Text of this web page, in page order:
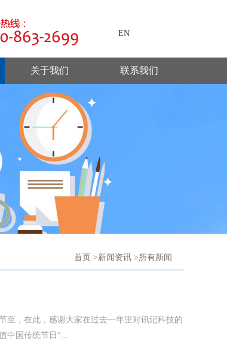
EN
关于我们 联系我们
首页 >新闻资讯 >所有新闻
至，在此，感谢大家在过去一年里对讯记科技的
中国传统节日“...